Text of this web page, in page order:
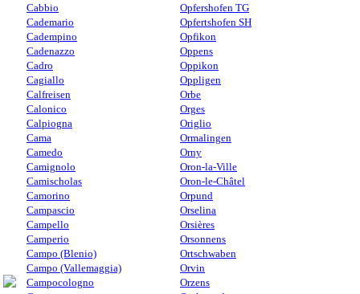
Cabbio
Cademario
Cadempino
Cadenazzo
Cadro
Cagiallo
Calfreisen
Calonico
Calpiogna
Cama
Camedo
Camignolo
Camischolas
Camorino
Campascio
Campello
Camperio
Campo (Blenio)
Campo (Vallemaggia)
Campocologno
Opfershofen TG
Opfertshofen SH
Opfikon
Oppens
Oppikon
Oppligen
Orbe
Orges
Origlio
Ormalingen
Orny
Oron-la-Ville
Oron-le-Châtel
Orpund
Orselina
Orsières
Orsonnens
Ortschwaben
Orvin
Orzens